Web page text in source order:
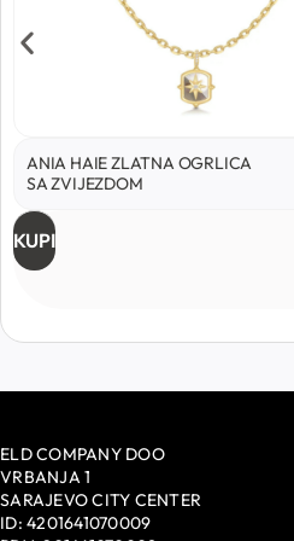
HAIE ZLATNA OGRLICA
ZVIJEZDOM
ELD COMPANY DOO
VRBANJA 1
SARAJEVO CITY CENTER
ID: 4201641070009